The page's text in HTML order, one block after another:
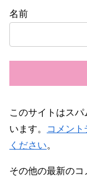
名前
このサイトはス
います。
コメン
ください。
その他の最新のコ